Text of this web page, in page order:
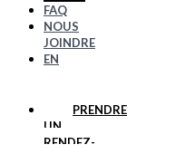
FAQ
NOUS
JOINDRE
EN
PRENDRE
UN
RENDEZ-